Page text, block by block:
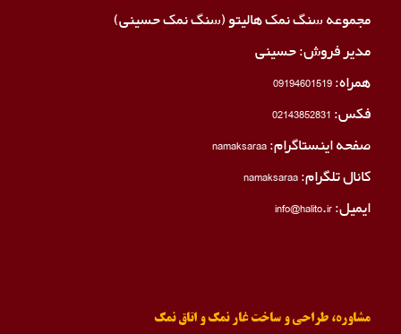
مجموعه سنگ نمک هالیتو (سنگ نمک حسینی)
مدیر فروش: حسینی
همراه:09194601519
فکس:02143852831
صفحه اینستاگرام:namaksaraa
کانال تلگرام:namaksaraa
ایمیل: info@halito.ir
مشاوره، طراحی و ساخت غار نمک و اتاق نمک